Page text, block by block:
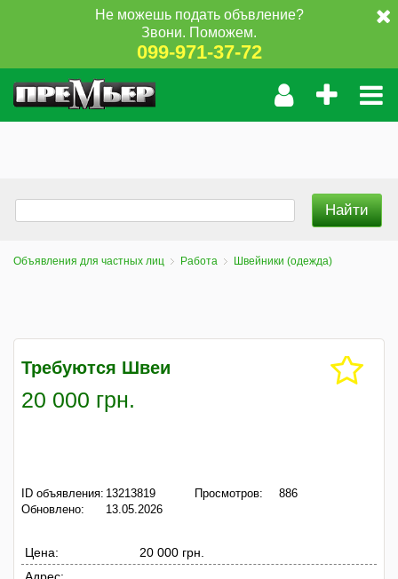
Не можешь подать объвление?
Звони. Поможем.
099-971-37-72
Объявления для частных лиц Работа Швейники (одежда)
Требуются Швеи
20 000 грн.
ID объявления: 13213819
Обновлено:
13.05.2026
Просмотров: 886
Цена:
20 000 грн.
Адрес: